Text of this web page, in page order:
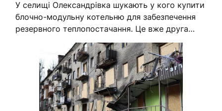
У селищі Олександрівка шукають у кого купити
блочно-модульну котельню для забезпечення
резервного теплопостачання. Це вже друга
така закупівля КП “Віднова” цього літа, однак
тепер підприємство планує придбати
потужніше обладнання. Зросла...